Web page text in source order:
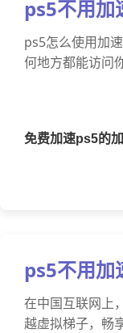
ps5不用加
ps5怎么使用加
何地方都能访问
免费加速ps5的
ps5不用加
在中国互联网上
越虚拟梯子，畅